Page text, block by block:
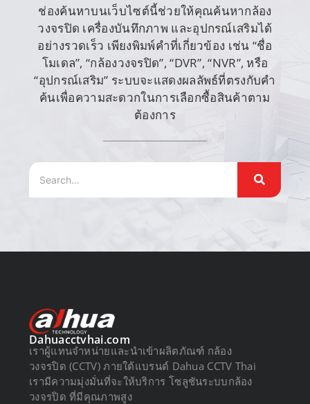
ช่องค้นหาบนเว็บไซต์นี้ช่วยให้คุณค้นหากล้อง
วงจรปิด เครื่องบันทึกภาพ และอุปกรณ์เสริมได้
อย่างรวดเร็ว เพียงพิมพ์คำที่เกี่ยวข้อง เช่น “ชื่อ
โมเดล”, “กล้องวงจรปิด”, “DVR”, “NVR”, หรือ
“อุปกรณ์เสริม” ระบบจะแสดงผลลัพธ์ที่ตรงกับคำ
ค้นเพื่อความสะดวกในการเลือกซื้อสินค้าตาม
ต้องการ
Dahuacctvhai.com
เราผู้แทนจำหน่ายและนำเข้าผลิตภัณฑ์ กล้อง
วงจรปิด (CCTV) ภายใต้แบรนด์ Dahua CCTV Thai
เรามีความมุ่งมั่นที่จะให้บริการ โซลูชันระบบกล้อง
วงจรปิด ที่มีคุณภาพสูง